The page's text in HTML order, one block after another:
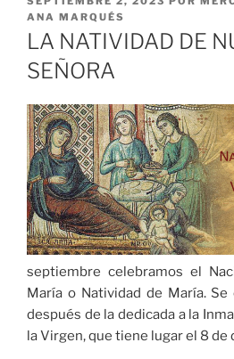
ANA MARQUÉS
LA NATIVIDAD DE
SEÑORA
septiembre celebramos el
María o Natividad de María.
después de la dedicada a la
la Virgen, que tiene lugar el 8 de